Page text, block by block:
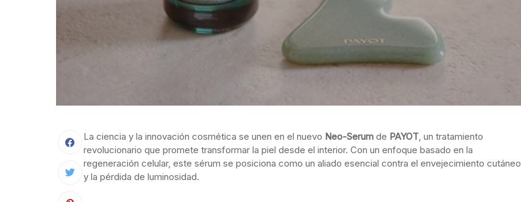
La ciencia y la innovación cosmética se unen en el nuevo Neo-Serum de PAYOT, un tratamiento
revolucionario que promete transformar la piel desde el interior. Con un enfoque basado en la
regeneración celular, este sérum se posiciona como un aliado esencial contra el envejecimiento cutáneo
y la pérdida de luminosidad.